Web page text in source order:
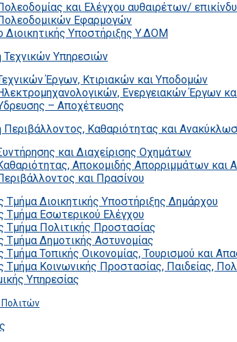
και Ελέγχου αυθαιρέτων/
Εφαρμογών
Διοικητικής Υποστήριξης Υ.ΔΟΜ
Τεχνικών Υπηρεσιών
Έργων, Κτιριακών και Υποδομών
Ενεργειακών Έργων
– Αποχέτευσης
Περιβάλλοντος, Καθαριότητας και
και Διαχείρισης Οχημάτων
Αποκομιδής Απορριμμάτων και
και Πρασίνου
Τμήμα Διοικητικής Υποστήριξης Δημάρχου
Τμήμα Εσωτερικού Ελέγχου
Τμήμα Πολιτικής Προστασίας
Τμήμα Δημοτικής Αστυνομίας
Τμήμα Τοπικής Οικονομίας, Τουρισμού και
Τμήμα Κοινωνικής Προστασίας, Παιδείας,
Υπηρεσίας